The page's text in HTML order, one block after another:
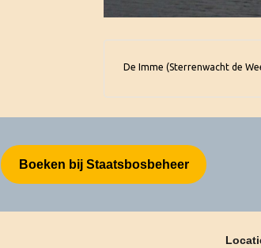
De Imme (Sterrenwacht de
Boeken bij Staatsbosbeheer